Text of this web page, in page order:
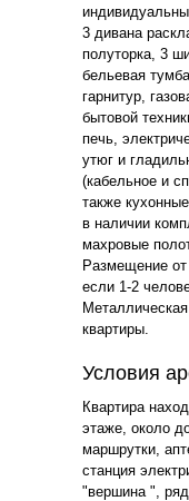
3 дивана
полуторка, 3
бельевая
гарнитур,
бытовой
печь,
утюг и
(кабельное и
также
в наличии
махровые
Размещение
если 1-2
квартиры.
Условия
Квартира
этаже, около
маршрутки,
станция
"вершина ",